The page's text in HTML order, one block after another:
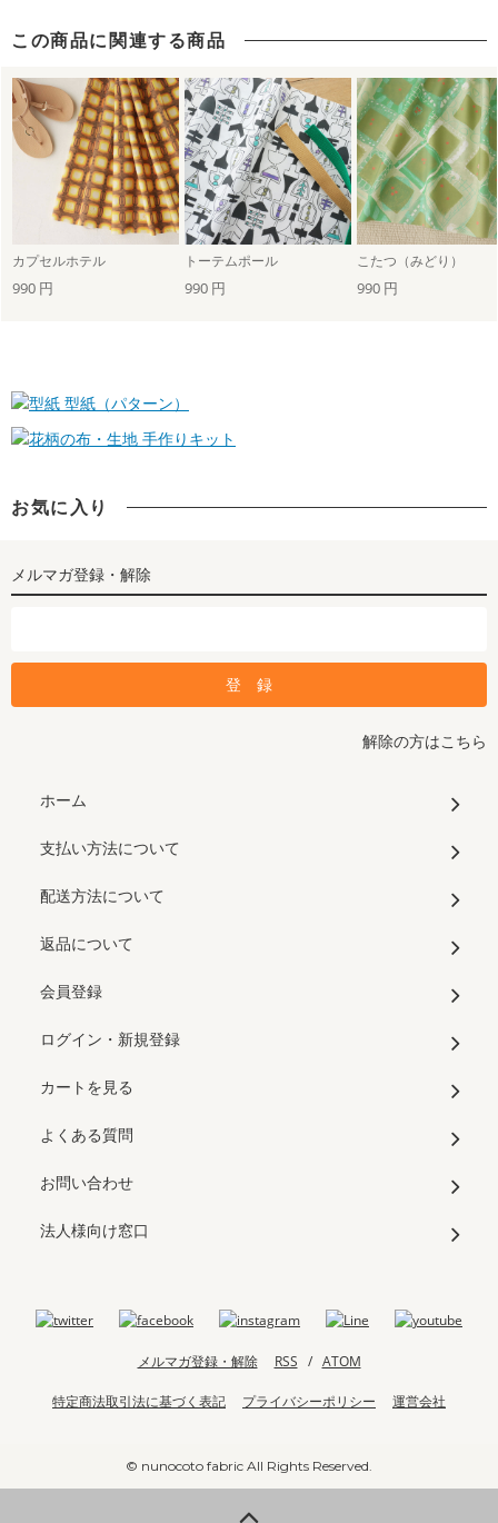
この商品に関連する商品
カプセルホテル トーテムポール こたつ（みどり）
990 円 990 円 990 円
型紙（パターン）
手作りキット
お気に入り
メルマガ登録・解除
解除の方はこちら
ホーム
支払い方法について
配送方法について
返品について
会員登録
ログイン・新規登録
カートを見る
よくある質問
お問い合わせ
法人様向け窓口
メルマガ登録・解除 RSS / ATOM
特定商法取引法に基づく表記 プライバシーポリシー 運営会社
© nunocoto fabric All Rights Reserved.